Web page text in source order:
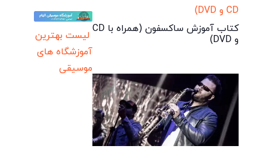
کتاب آموزش ساکسفون (همراه با CD
و DVD)
لیست بهترین
آموزشگاه های
موسیقی